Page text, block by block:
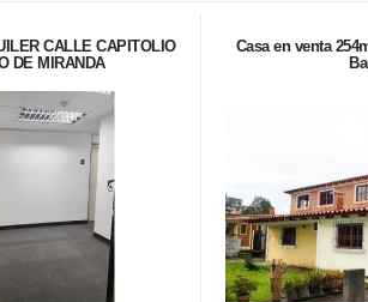
CALLE CAPITOLIO
DE MIRANDA
Casa en venta